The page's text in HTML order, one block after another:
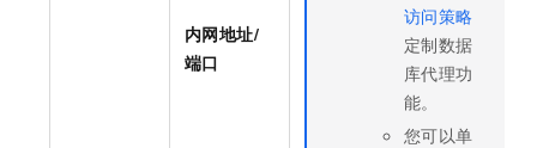
内网地址/
端口
访问策略
定制数据
库代理功
能。
您可以单